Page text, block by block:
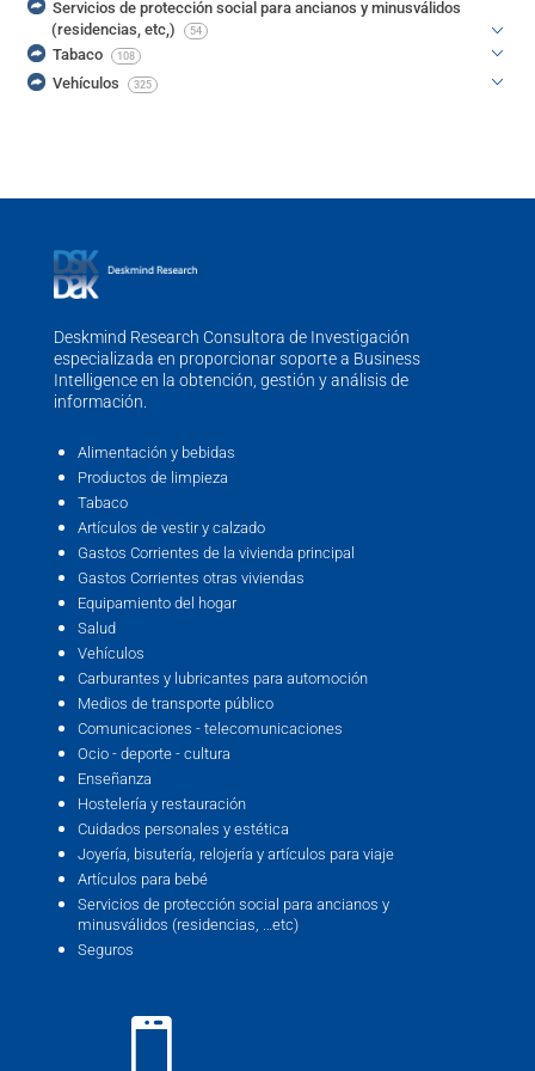
Servicios de protección social para ancianos y minusválidos
(residencias, etc,)
54
Tabaco 108
Vehículos 325
Deskmind Research Consultora de Investigación
especializada en proporcionar soporte a Business
Intelligence en la obtención, gestión y análisis de
información.
Alimentación y bebidas
Productos de limpieza
Tabaco
Artículos de vestir y calzado
Gastos Corrientes de la vivienda principal
Gastos Corrientes otras viviendas
Equipamiento del hogar
Salud
Vehículos
Carburantes y lubricantes para automoción
Medios de transporte público
Comunicaciones - telecomunicaciones
Ocio - deporte - cultura
Enseñanza
Hostelería y restauración
Cuidados personales y estética
Joyería, bisutería, relojería y artículos para viaje
Artículos para bebé
Servicios de protección social para ancianos y
minusválidos (residencias, …etc)
Seguros